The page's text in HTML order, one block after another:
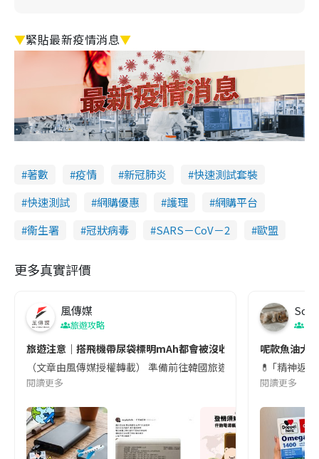
▼緊貼最新疫情消息▼
著數 疫情 新冠肺炎
快速測試套裝
快速測試
網購優惠 護理
網購平台
衞生署
冠狀病毒 SARS－CoV－2 歐盟
更多真實評價
風傳媒
旅遊攻略
旅遊注意｜搭飛機帶尿袋標明mAh都會被沒收😱出發前切記檢查
（文章由風傳媒授權轉載） 準備前往韓國旅遊的民眾，近期要
閱讀更多
Soul
呢款魚油大
💊 ｢精神返
閱讀更多